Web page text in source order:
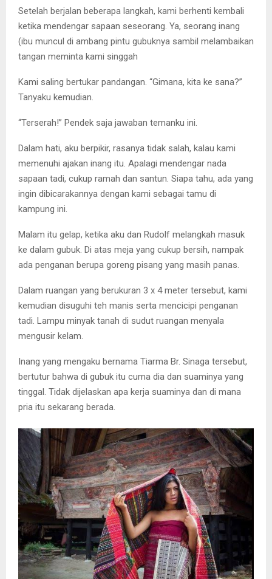
Setelah berjalan beberapa langkah, kami berhenti kembali
ketika mendengar sapaan seseorang. Ya, seorang inang
(ibu muncul di ambang pintu gubuknya sambil melambaikan
tangan meminta kami singgah
Kami saling bertukar pandangan. “Gimana, kita ke sana?”
Tanyaku kemudian.
“Terserah!” Pendek saja jawaban temanku ini.
Dalam hati, aku berpikir, rasanya tidak salah, kalau kami
memenuhi ajakan inang itu. Apalagi mendengar nada
sapaan tadi, cukup ramah dan santun. Siapa tahu, ada yang
ingin dibicarakannya dengan kami sebagai tamu di
kampung ini.
Malam itu gelap, ketika aku dan Rudolf melangkah masuk
ke dalam gubuk. Di atas meja yang cukup bersih, nampak
ada penganan berupa goreng pisang yang masih panas.
Dalam ruangan yang berukuran 3 x 4 meter tersebut, kami
kemudian disuguhi teh manis serta mencicipi penganan
tadi. Lampu minyak tanah di sudut ruangan menyala
mengusir kelam.
Inang yang mengaku bernama Tiarma Br. Sinaga tersebut,
bertutur bahwa di gubuk itu cuma dia dan suaminya yang
tinggal. Tidak dijelaskan apa kerja suaminya dan di mana
pria itu sekarang berada.